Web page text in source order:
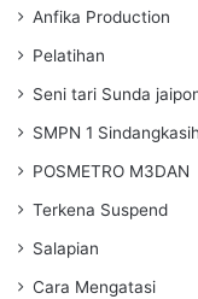
Anfika Production
Pelatihan
Seni tari Sunda
SMPN 1 Sindangkasih
POSMETRO M3DAN
Terkena Suspend
Salapian
Cara Mengatasi